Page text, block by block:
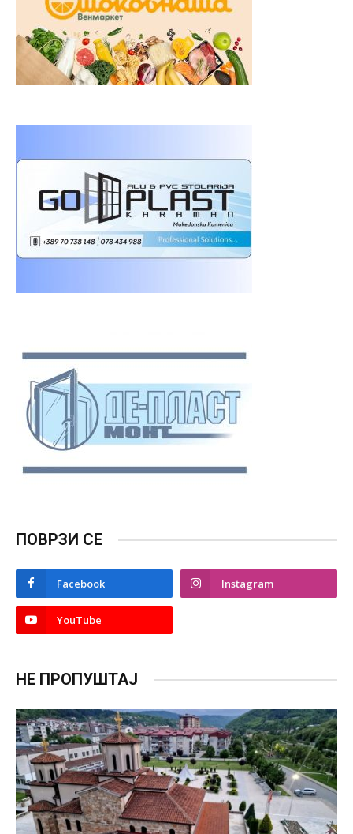
ПОВРЗИ СЕ
Facebook Instagram
YouTube
НЕ ПРОПУШТАЈ